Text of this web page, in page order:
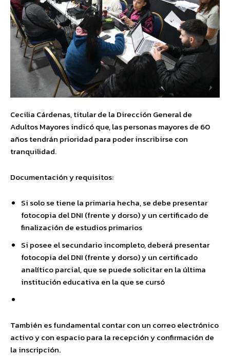
Cecilia Cárdenas, titular de la Dirección General de
Adultos Mayores indicó que, las personas mayores de 60
años tendrán prioridad para poder inscribirse con
tranquilidad.
Documentación y requisitos:
Si solo se tiene la primaria hecha, se debe presentar
fotocopia del DNI (frente y dorso) y un certificado de
finalización de estudios primarios
Si posee el secundario incompleto, deberá presentar
fotocopia del DNI (frente y dorso) y un certificado
analítico parcial, que se puede solicitar en la última
institución educativa en la que se cursó
También es fundamental contar con un correo electrónico
activo y con espacio para la recepción y confirmación de
la inscripción.